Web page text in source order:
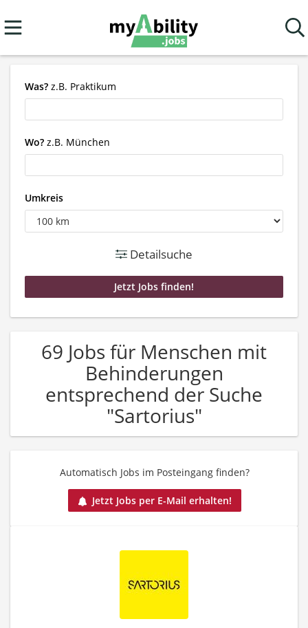
Was? z.B. Praktikum
Wo? z.B. München
Umkreis
Detailsuche
69 Jobs für Menschen mit
Behinderungen
entsprechend der Suche
"Sartorius"
Automatisch Jobs im Posteingang finden?
Jetzt Jobs per E-Mail erhalten!